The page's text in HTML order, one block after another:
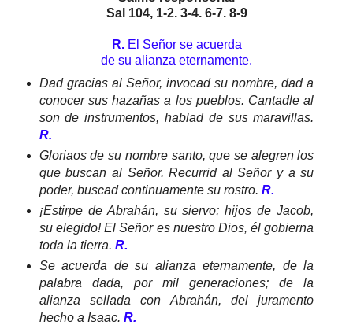
Sal 104, 1-2. 3-4. 6-7. 8-9
R.El Señor se acuerda
de su alianza eternamente.
Dad gracias al Señor, invocad su nombre, dad a
conocer sus hazañas a los pueblos. Cantadle al
son de instrumentos, hablad de sus maravillas.
R.
Gloriaos de su nombre santo, que se alegren los
que buscan al Señor. Recurrid al Señor y a su
poder, buscad continuamente su rostro. R.
¡Estirpe de Abrahán, su siervo; hijos de Jacob,
su elegido! El Señor es nuestro Dios, él gobierna
toda la tierra. R.
Se acuerda de su alianza eternamente, de la
palabra dada, por mil generaciones; de la
alianza sellada con Abrahán, del juramento
hecho a Isaac. R.